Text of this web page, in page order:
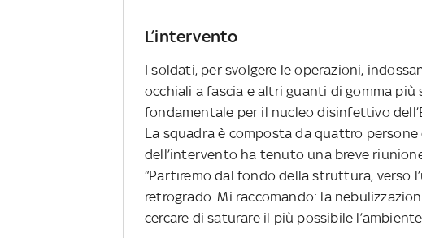
L’intervento
I soldati, per svolgere le operazioni,
occhiali a fascia e altri guanti di gomma più
fondamentale per il nucleo disinfettivo
La squadra è composta da quattro
dell’intervento ha tenuto una breve
“Partiremo dal fondo della struttura, verso
retrogrado. Mi raccomando: la
cercare di saturare il più possibile